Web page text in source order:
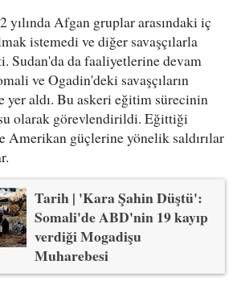
yılında Afgan gruplar arasındaki iç
istemedi ve diğer savaşçılarla
Sudan'da da faaliyetlerine devam
ve Ogadin'deki savaşçıların
yer aldı. Bu askeri eğitim sürecinin
olarak görevlendirildi. Eğittiği
Amerikan güçlerine yönelik saldırılar
Tarih | 'Kara Şahin Düştü':
Somali'de ABD'nin 19 kayıp
verdiği Mogadişu
Muharebesi